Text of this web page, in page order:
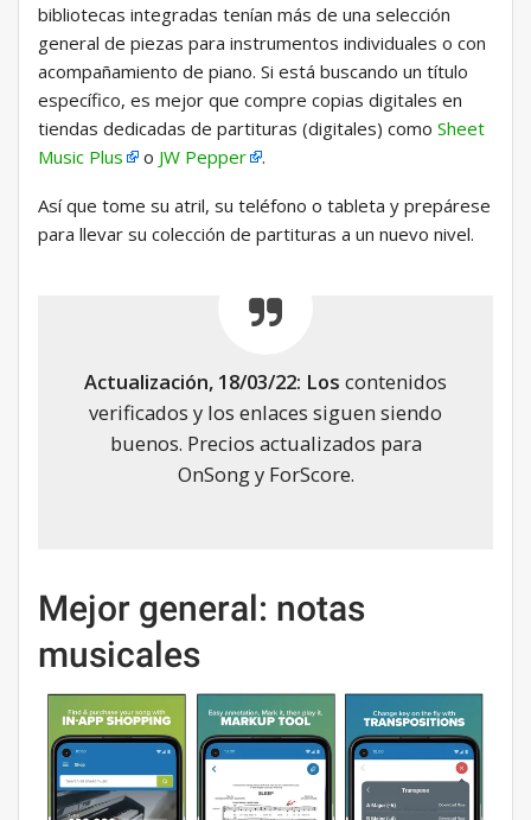
bibliotecas integradas tenían más de una selección
general de piezas para instrumentos individuales o con
acompañamiento de piano. Si está buscando un título
específico, es mejor que compre copias digitales en
tiendas dedicadas de partituras (digitales) como Sheet
Music Plus
o JW Pepper .
Así que tome su atril, su teléfono o tableta y prepárese
para llevar su colección de partituras a un nuevo nivel.
Actualización, 18/03/22: Los contenidos
verificados y los enlaces siguen siendo
buenos. Precios actualizados para
OnSong y ForScore.
Mejor general: notas
musicales